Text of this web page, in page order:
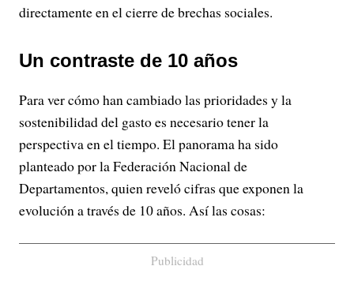
directamente en el cierre de brechas sociales.
Un contraste de 10 años
Para ver cómo han cambiado las prioridades y la
sostenibilidad del gasto es necesario tener la
perspectiva en el tiempo. El panorama ha sido
planteado por la Federación Nacional de
Departamentos, quien reveló cifras que exponen la
evolución a través de 10 años. Así las cosas:
Publicidad